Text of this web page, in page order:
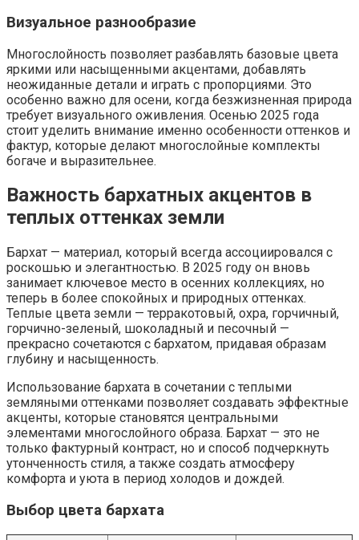
Визуальное разнообразие
Многослойность позволяет разбавлять базовые цвета
яркими или насыщенными акцентами, добавлять
неожиданные детали и играть с пропорциями. Это
особенно важно для осени, когда безжизненная природа
требует визуального оживления. Осенью 2025 года
стоит уделить внимание именно особенности оттенков и
фактур, которые делают многослойные комплекты
богаче и выразительнее.
Важность бархатных акцентов в
теплых оттенках земли
Бархат — материал, который всегда ассоциировался с
роскошью и элегантностью. В 2025 году он вновь
занимает ключевое место в осенних коллекциях, но
теперь в более спокойных и природных оттенках.
Теплые цвета земли — терракотовый, охра, горчичный,
горчично-зеленый, шоколадный и песочный —
прекрасно сочетаются с бархатом, придавая образам
глубину и насыщенность.
Использование бархата в сочетании с теплыми
земляными оттенками позволяет создавать эффектные
акценты, которые становятся центральными
элементами многослойного образа. Бархат — это не
только фактурный контраст, но и способ подчеркнуть
утонченность стиля, а также создать атмосферу
комфорта и уюта в период холодов и дождей.
Выбор цвета бархата